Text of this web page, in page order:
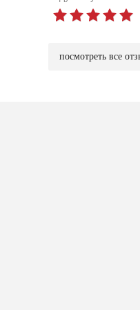
посмотреть все